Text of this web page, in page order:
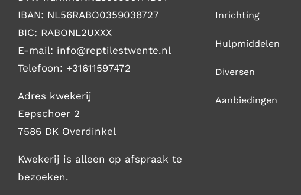
IBAN: NL56RABO0359038727
BIC: RABONL2UXXX
E-mail: info@reptilestwente.nl
Telefoon: +31611597472
Adres kwekerij
Eepschoer 2
7586 DK Overdinkel
Kwekerij is alleen op afspraak te
bezoeken.
Inrichting
Hulpmiddelen
Diversen
Aanbiedingen